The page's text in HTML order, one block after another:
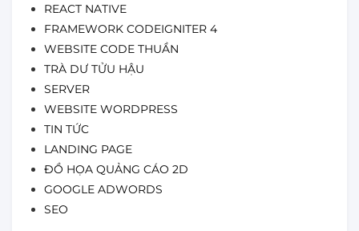
REACT NATIVE
FRAMEWORK CODEIGNITER 4
WEBSITE CODE THUẦN
TRÀ DƯ TỬU HẬU
SERVER
WEBSITE WORDPRESS
TIN TỨC
LANDING PAGE
ĐỒ HỌA QUẢNG CÁO 2D
GOOGLE ADWORDS
SEO